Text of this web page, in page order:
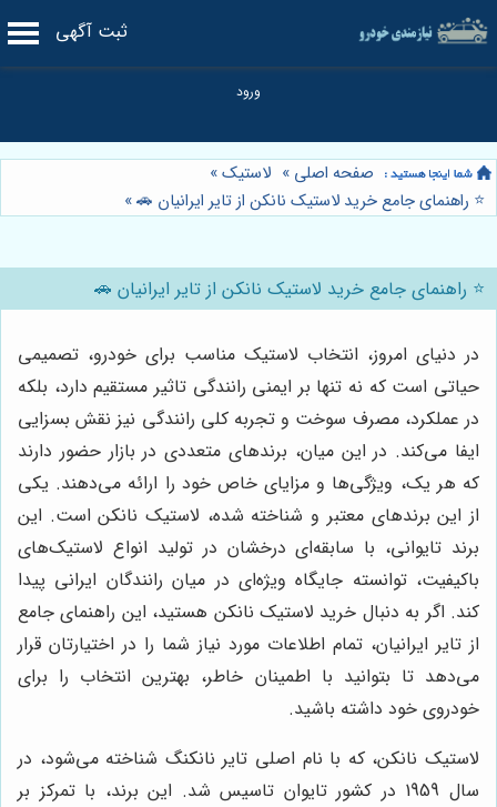
ثبت آگهی
صفحه اصلی » لاستیک»
⭐️ راهنمای جامع خرید لاستیک نانکن از تایر ایرانیان 🚗»
⭐️ راهنمای جامع خرید لاستیک نانکن از تایر ایرانیان 🚗
در دنیای امروز، انتخاب لاستیک مناسب برای خودرو، تصمیمی
حیاتی است که نه تنها بر ایمنی رانندگی تاثیر مستقیم دارد، بلکه
در عملکرد، مصرف سوخت و تجربه کلی رانندگی نیز نقش بسزایی
ایفا می‌کند. در این میان، برندهای متعددی در بازار حضور دارند
که هر یک، ویژگی‌ها و مزایای خاص خود را ارائه می‌دهند. یکی
از این برندهای معتبر و شناخته شده، لاستیک نانکن است. این
برند تایوانی، با سابقه‌ای درخشان در تولید انواع لاستیک‌های
باکیفیت، توانسته جایگاه ویژه‌ای در میان رانندگان ایرانی پیدا
کند. اگر به دنبال خرید لاستیک نانکن هستید، این راهنمای جامع
از تایر ایرانیان، تمام اطلاعات مورد نیاز شما را در اختیارتان قرار
می‌دهد تا بتوانید با اطمینان خاطر، بهترین انتخاب را برای
خودروی خود داشته باشید.
لاستیک نانکن، که با نام اصلی تایر نانکنگ شناخته می‌شود، در
سال 1959 در کشور تایوان تاسیس شد. این برند، با تمرکز بر